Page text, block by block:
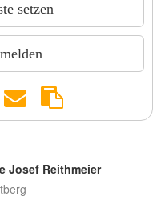
setzen
Josef Reithmeier